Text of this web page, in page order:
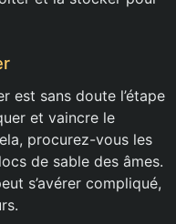
est sans doute l’étape
et vaincre le
procurez-vous les
de sable des âmes.
s’avérer compliqué,